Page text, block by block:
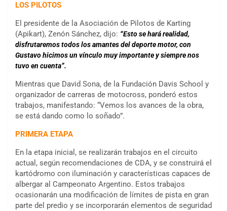
LOS PILOTOS
El presidente de la Asociación de Pilotos de Karting
(Apikart), Zenón Sánchez, dijo: “Esto se hará realidad,
disfrutaremos todos los amantes del deporte motor, con
Gustavo hicimos un vínculo muy importante y siempre nos
tuvo en cuenta”.
Mientras que David Sona, de la Fundación Davis School y
organizador de carreras de motocross, ponderó estos
trabajos, manifestando: “Vemos los avances de la obra,
se está dando como lo soñado”.
PRIMERA ETAPA
En la etapa inicial, se realizarán trabajos en el circuito
actual, según recomendaciones de CDA, y se construirá el
kartódromo con iluminación y características capaces de
albergar al Campeonato Argentino. Estos trabajos
ocasionarán una modificación de límites de pista en gran
parte del predio y se incorporarán elementos de seguridad